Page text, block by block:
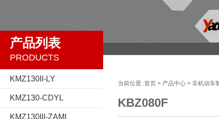
产品列表
PRODUCTS
KMZ130II-LY
KMZ130-CDYL
KMZ130III-ZAMI
当前位置 :首页 > 产品中心 > 非机动车
KBZ080F